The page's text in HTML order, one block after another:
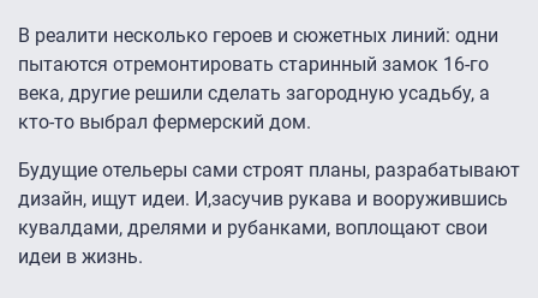
В реалити несколько героев и сюжетных линий: одни
пытаются отремонтировать старинный замок 16-го
века, другие решили сделать загородную усадьбу, а
кто-то выбрал фермерский дом.
Будущие отельеры сами строят планы, разрабатывают
дизайн, ищут идеи. И,засучив рукава и вооружившись
кувалдами, дрелями и рубанками, воплощают свои
идеи в жизнь.